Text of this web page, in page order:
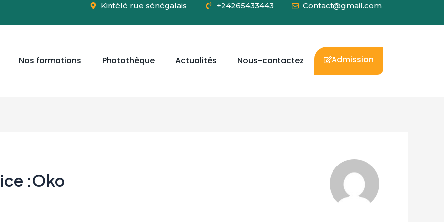
Kintélé rue sénégalais +24265433443 Contact@gmail.com
Nos formations Photothèque Actualités Nous-contactez Admission
:Oko